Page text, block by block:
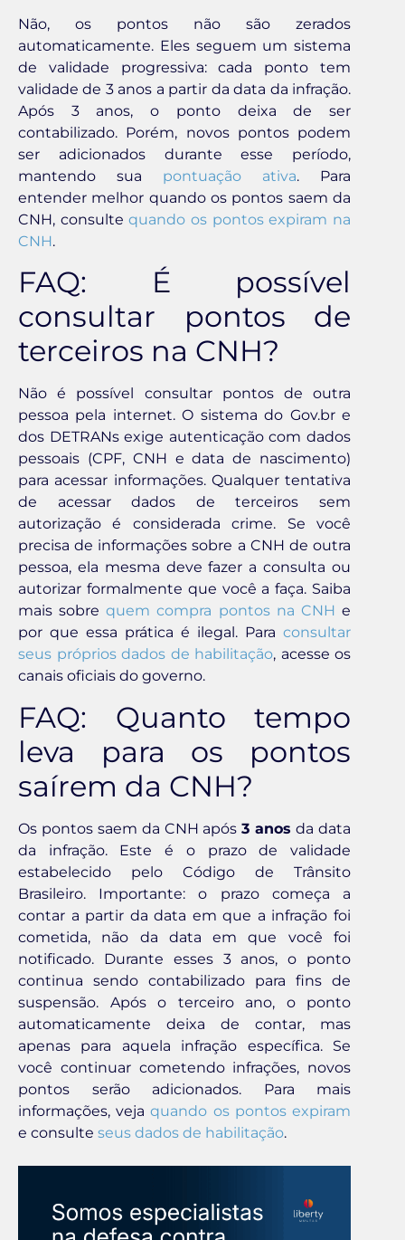
Não, os pontos não são zerados
automaticamente. Eles seguem um sistema
de validade progressiva: cada ponto tem
validade de 3 anos a partir da data da infração.
Após 3 anos, o ponto deixa de ser
contabilizado. Porém, novos pontos podem
ser adicionados durante esse período,
mantendo sua pontuação ativa. Para
entender melhor quando os pontos saem da
CNH, consultequando os pontos expiram na
CNH.
FAQ: É possível
consultar pontos de
terceiros na CNH?
Não é possível consultar pontos de outra
pessoa pela internet. O sistema do Gov.br e
dos DETRANs exige autenticação com dados
pessoais (CPF, CNH e data de nascimento)
para acessar informações. Qualquer tentativa
de acessar dados de terceiros sem
autorização é considerada crime. Se você
precisa de informações sobre a CNH de outra
pessoa, ela mesma deve fazer a consulta ou
autorizar formalmente que você a faça. Saiba
mais sobrequem compra pontos na CNH e
por que essa prática é ilegal. Para consultar
seus próprios dados de habilitação, acesse os
canais oficiais do governo.
FAQ: Quanto tempo
leva para os pontos
saírem da CNH?
Os pontos saem da CNH após3 anos da data
da infração. Este é o prazo de validade
estabelecido pelo Código de Trânsito
Brasileiro. Importante: o prazo começa a
contar a partir da data em que a infração foi
cometida, não da data em que você foi
notificado. Durante esses 3 anos, o ponto
continua sendo contabilizado para fins de
suspensão. Após o terceiro ano, o ponto
automaticamente deixa de contar, mas
apenas para aquela infração específica. Se
você continuar cometendo infrações, novos
pontos serão adicionados. Para mais
informações, vejaquando os pontos expiram
e consulte seus dados de habilitação.